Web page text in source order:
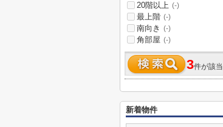
20階以上 (-)
最上階 (-)
南向き (-)
角部屋 (-)
3件が該当
新着物件